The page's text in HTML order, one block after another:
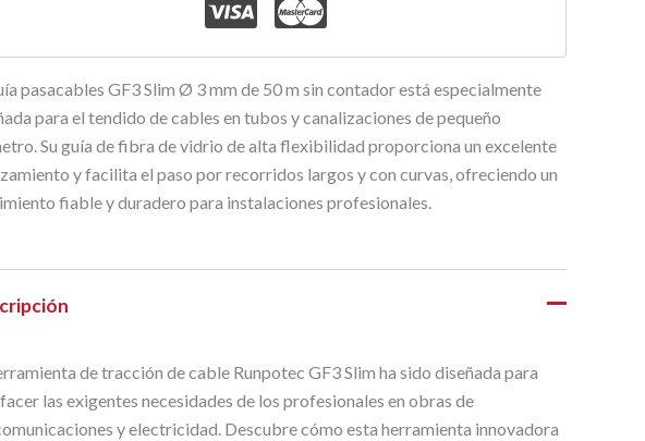
pasacables GF3 Slim Ø 3 mm de 50 m sin contador está especialmente
para el tendido de cables en tubos y canalizaciones de pequeño
Su guía de fibra de vidrio de alta flexibilidad proporciona un excelente
y facilita el paso por recorridos largos y con curvas, ofreciendo un
fiable y duradero para instalaciones profesionales.
de tracción de cable Runpotec GF3 Slim ha sido diseñada para
las exigentes necesidades de los profesionales en obras de
y electricidad. Descubre cómo esta herramienta innovadora